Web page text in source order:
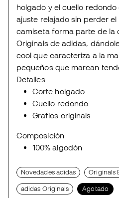
holgado y el cuello
ajuste relajado sin perder
camiseta forma parte de la
Originals de adidas,
cool que caracteriza a la
pequeños que marcan
Detalles
Corte holgado
Cuello redondo
Grafios originals
Composición
100% algodón
Novedades adidas Originals
adidas Originals Agotado